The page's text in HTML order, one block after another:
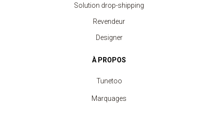
Solution drop-shipping
Revendeur
Designer
À PROPOS
Tunetoo
Marquages